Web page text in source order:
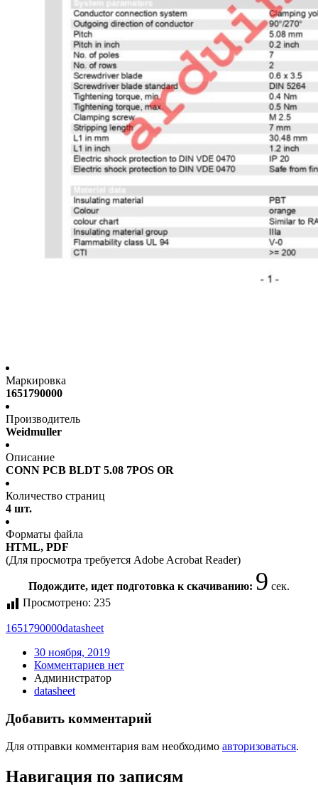
Маркировка
1651790000
Производитель
Weidmuller
Описание
CONN PCB BLDT 5.08 7POS OR
Количество страниц
4 шт.
Форматы файла
HTML, PDF
(Для просмотра требуется Adobe Acrobat Reader)
Подождите, идет подготовка к скачиванию: 9 сек.
Просмотрено: 235
1651790000datasheet
30 ноября, 2019
Комментариев нет
Администратор
datasheet
Добавить комментарий
Для отправки комментария вам необходимо авторизоваться.
Навигация по записям